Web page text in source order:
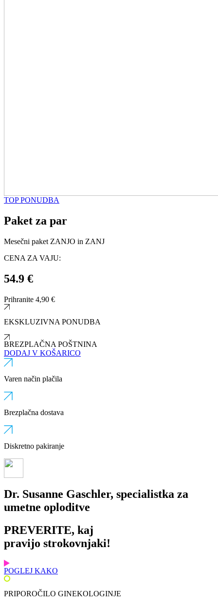
TOP PONUDBA
Paket za par
Mesečni paket ZANJO in ZANJ
CENA ZA VAJU:
54.9 €
Prihranite 4,90 €
EKSKLUZIVNA PONUDBA
BREZPLAČNA POŠTNINA
DODAJ V KOŠARICO
Varen način plačila
Brezplačna dostava​
Diskretno pakiranje​
Dr. Susanne Gaschler, specialistka za
umetne oploditve
PREVERITE, kaj
pravijo strokovnjaki!
POGLEJ KAKO
PRIPOROČILO GINEKOLOGINJE